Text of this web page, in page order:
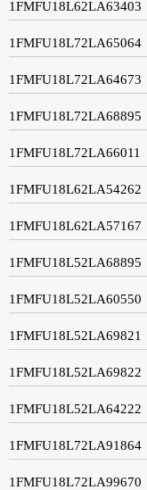
1FMFU18L62LA63403
1FMFU18L72LA65064
1FMFU18L72LA64673
1FMFU18L72LA68895
1FMFU18L72LA66011
1FMFU18L62LA54262
1FMFU18L62LA57167
1FMFU18L52LA68895
1FMFU18L52LA60550
1FMFU18L52LA69821
1FMFU18L52LA69822
1FMFU18L52LA64222
1FMFU18L72LA91864
1FMFU18L72LA99670